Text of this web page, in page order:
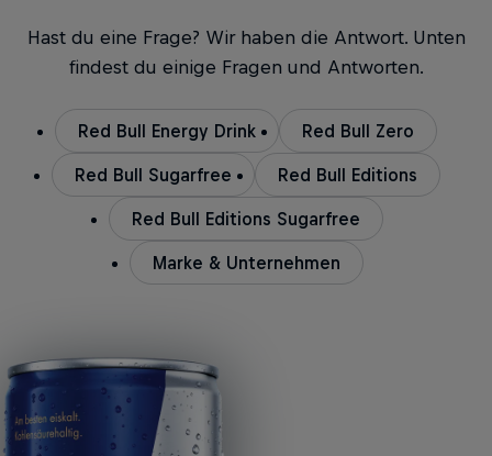
Hast du eine Frage? Wir haben die Antwort. Unten
findest du einige Fragen und Antworten.
Red Bull Energy Drink Red Bull Zero
Red Bull Sugarfree Red Bull Editions
Red Bull Editions Sugarfree
Marke & Unternehmen